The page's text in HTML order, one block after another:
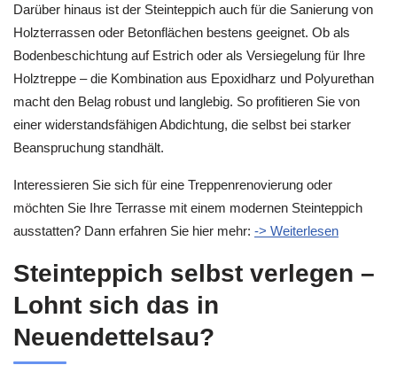
Darüber hinaus ist der Steinteppich auch für die Sanierung von
Holzterrassen oder Betonflächen bestens geeignet. Ob als
Bodenbeschichtung auf Estrich oder als Versiegelung für Ihre
Holztreppe – die Kombination aus Epoxidharz und Polyurethan
macht den Belag robust und langlebig. So profitieren Sie von
einer widerstandsfähigen Abdichtung, die selbst bei starker
Beanspruchung standhält.
Interessieren Sie sich für eine Treppenrenovierung oder
möchten Sie Ihre Terrasse mit einem modernen Steinteppich
ausstatten? Dann erfahren Sie hier mehr: -> Weiterlesen
Steinteppich selbst verlegen –
Lohnt sich das in
Neuendettelsau?